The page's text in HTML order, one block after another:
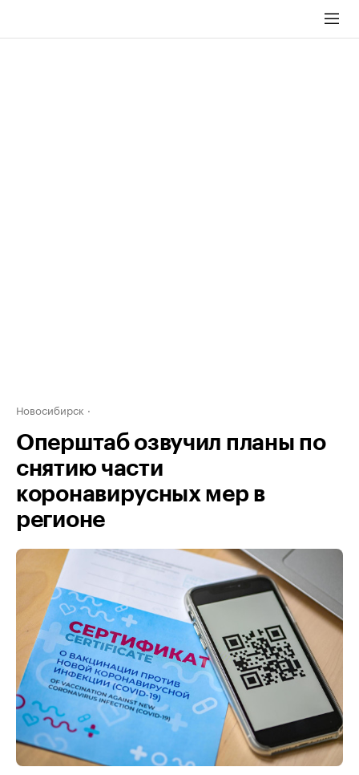
Новосибирск
Оперштаб озвучил планы по
снятию части
коронавирусных мер в
регионе